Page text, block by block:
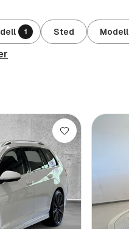
1 Sted
Lagre